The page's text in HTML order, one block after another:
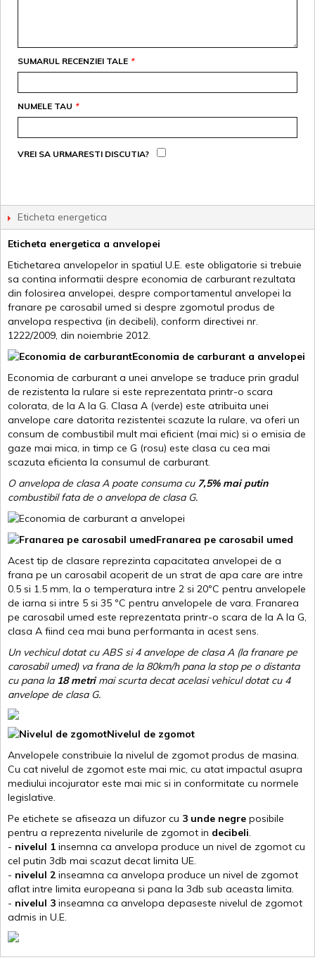
*
SUMARUL RECENZIEI TALE
*
NUMELE TAU
VREI SA URMARESTI DISCUTIA?
Eticheta energetica
Eticheta energetica a anvelopei
Etichetarea anvelopelor in spatiul U.E. este obligatorie si trebuie
sa contina informatii despre economia de carburant rezultata
din folosirea anvelopei, despre comportamentul anvelopei la
franare pe carosabil umed si despre zgomotul produs de
anvelopa respectiva (in decibeli), conform directivei nr.
1222/2009, din noiembrie 2012.
Economia de carburant a anvelopei
Economia de carburant a unei anvelope se traduce prin gradul
de rezistenta la rulare si este reprezentata printr-o scara
colorata, de la A la G. Clasa A (verde) este atribuita unei
anvelope care datorita rezistentei scazute la rulare, va oferi un
consum de combustibil mult mai eficient (mai mic) si o emisia de
gaze mai mica, in timp ce G (rosu) este clasa cu cea mai
scazuta eficienta la consumul de carburant.
O anvelopa de clasa A poate consuma cu 7,5% mai putin
combustibil fata de o anvelopa de clasa G.
Franarea pe carosabil umed
Acest tip de clasare reprezinta capacitatea anvelopei de a
frana pe un carosabil acoperit de un strat de apa care are intre
0.5 si 1.5 mm, la o temperatura intre 2 si 20ºC pentru anvelopele
de iarna si intre 5 si 35 ºC pentru anvelopele de vara. Franarea
pe carosabil umed este reprezentata printr-o scara de la A la G,
clasa A fiind cea mai buna performanta in acest sens.
Un vechicul dotat cu ABS si 4 anvelope de clasa A (la franare pe
carosabil umed) va frana de la 80km/h pana la stop pe o distanta
cu pana la 18 metrimai scurta decat acelasi vehicul dotat cu 4
anvelope de clasa G.
Nivelul de zgomot
Anvelopele constribuie la nivelul de zgomot produs de masina.
Cu cat nivelul de zgomot este mai mic, cu atat impactul asupra
mediului incojurator este mai mic si in conformitate cu normele
legislative.
Pe etichete se afiseaza un difuzor cu 3 unde negre posibile
pentru a reprezenta nivelurile de zgomot in decibeli.
- nivelul 1 insemna ca anvelopa produce un nivel de zgomot cu
cel putin 3db mai scazut decat limita UE.
- nivelul 2 inseamna ca anvelopa produce un nivel de zgomot
aflat intre limita europeana si pana la 3db sub aceasta limita.
- nivelul 3 inseamna ca anvelopa depaseste nivelul de zgomot
admis in U.E.